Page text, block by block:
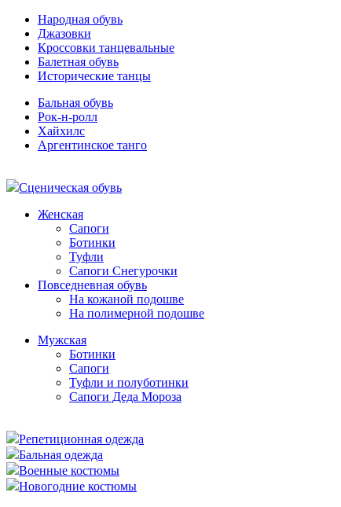
Народная обувь
Джазовки
Кроссовки танцевальные
Балетная обувь
Исторические танцы
Бальная обувь
Рок-н-ролл
Хайхилс
Аргентинское танго
Сценическая обувь
Женская
Сапоги
Ботинки
Туфли
Сапоги Снегурочки
Повседневная обувь
На кожаной подошве
На полимерной подошве
Мужская
Ботинки
Сапоги
Туфли и полуботинки
Сапоги Деда Мороза
Репетиционная одежда
Бальная одежда
Военные костюмы
Новогодние костюмы